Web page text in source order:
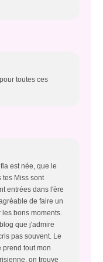
toutes ces
est née, que le
tes Miss sont
entrées dans l'ère
de faire un
bons moments.
que j'admire
pas souvent. Le
prend tout mon
on trouve